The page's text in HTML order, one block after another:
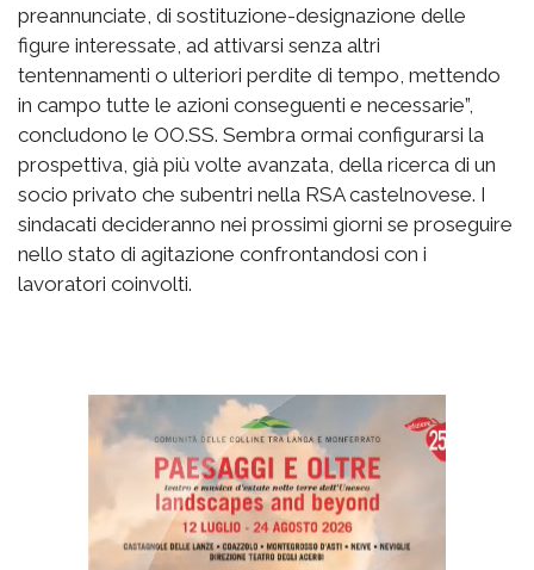
preannunciate, di sostituzione-designazione delle
figure interessate, ad attivarsi senza altri
tentennamenti o ulteriori perdite di tempo, mettendo
in campo tutte le azioni conseguenti e necessarie”,
concludono le OO.SS. Sembra ormai configurarsi la
prospettiva, già più volte avanzata, della ricerca di un
socio privato che subentri nella RSA castelnovese. I
sindacati decideranno nei prossimi giorni se proseguire
nello stato di agitazione confrontandosi con i
lavoratori coinvolti.